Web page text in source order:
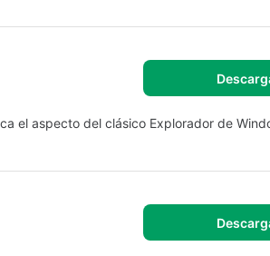
el aspecto del clásico Explorador de